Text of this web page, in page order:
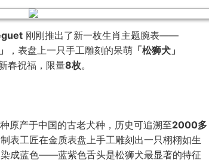
刚刚推出了新一枚生肖主题腕表——
，表盘上一只手工雕刻的呆萌 「松狮犬」
春祝福，限量8枚。
原产于中国的古老犬种，历史可追溯至2000多
表工匠在金质表盘上手工雕刻出一只栩栩如生
染成蓝色——蓝紫色舌头是松狮犬最显著的特征